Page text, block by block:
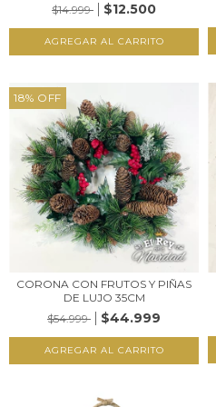
$14.999
$12.500
18% OFF
CORONA CON FRUTOS Y PIÑAS
DE LUJO 35CM
$54.999
$44.999